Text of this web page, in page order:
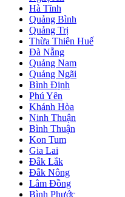
Hà Tĩnh
Quảng Bình
Quảng Trị
Thừa Thiên Huế
Đà Nẵng
Quảng Nam
Quảng Ngãi
Bình Định
Phú Yên
Khánh Hòa
Ninh Thuận
Bình Thuận
Kon Tum
Gia Lai
Đắk Lắk
Đắk Nông
Lâm Đồng
Bình Phước